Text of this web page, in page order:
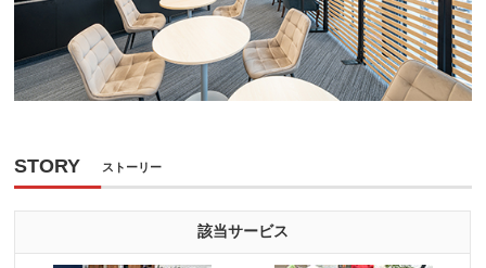
STORY ストーリー
該当サービス